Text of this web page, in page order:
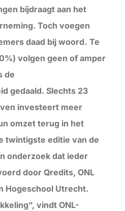
bijdraagt aan het
Toch voegen
daad bij woord. Te
volgen geen of amper
de
gedaald. Slechts 23
investeert meer
omzet terug in het
twintigste editie van de
onderzoek dat ieder
door Qredits, ONL
Hogeschool Utrecht.
vindt ONL-